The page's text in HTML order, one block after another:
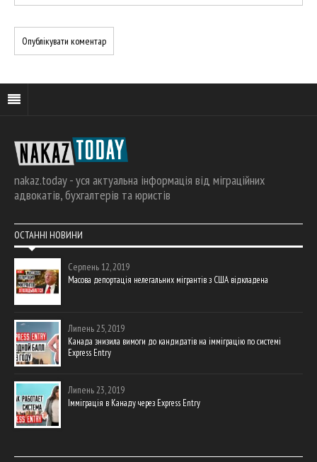
nakaz.today - уся актуальна інформація від міграційних
адвокатів, бухгалтерів та юристів
ОСТАННІ НОВИНИ
Серпень 12, 2019
Масова депортація нелегальних мігрантів з США відкладена
Липень 25, 2019
Канада знизила вимоги до кандидатів на імміграцію по системі
Express Entry
Липень 23, 2019
Імміграція в Канаду через Express Entry